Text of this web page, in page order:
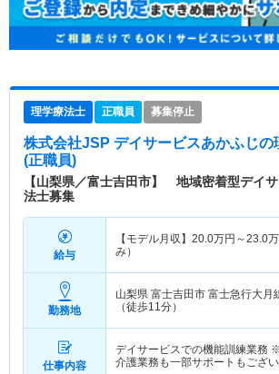
理学療法士 正職員 募集停止
株式会社JSP デイサービスあかふじの
(正職員)
【山梨県／富士吉田市】 地域密着型デイ
法士募集
給与
【モデル月収】 20.0万円～23.0
み）
勤務地
山梨県 富士吉田市 富士急行大月
（徒歩11分）
仕事内容
デイサービスでの機能訓練業務
介護業務も一部サポートもござ